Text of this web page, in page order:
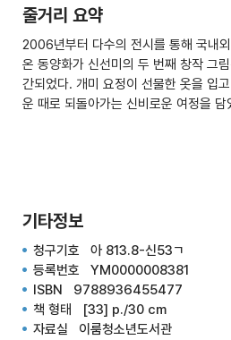
줄거리 요약
2006년부터 다수의 전시를 통해 국내외
온 동양화가 신선미의 두 번째 창작 그
간되었다. 개미 요정이 선물한 옷을 입
운 때로 되돌아가는 신비로운 여정을 담
기타정보
청구기호 아 813.8-신53ㄱ
등록번호 YM0000008381
ISBN 9788936455477
책 형태 [33] p./30 cm
자료실 이룸청소년도서관